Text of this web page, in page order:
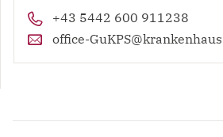
+43 5442 600 911238
office-